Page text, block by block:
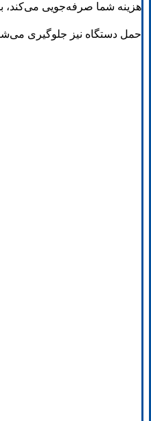
هزینه شما صرفه‌جویی می‌کند،
حمل دستگاه نیز جلوگیری